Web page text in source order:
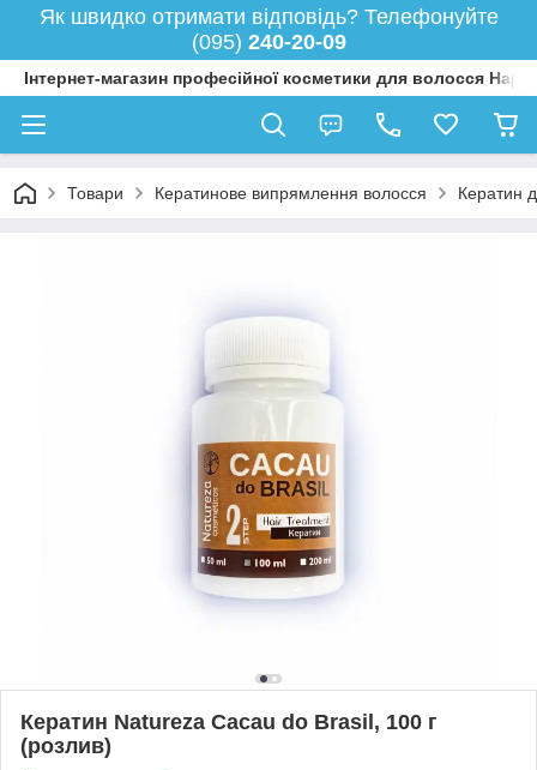
Як швидко отримати відповідь? Телефонуйте
(095) 240-20-09
Інтернет-магазин професійної косметики для волосся
Товари Кератинове випрямлення волосся Кератин
Кератин Natureza Cacau do Brasil, 100 г
(розлив)